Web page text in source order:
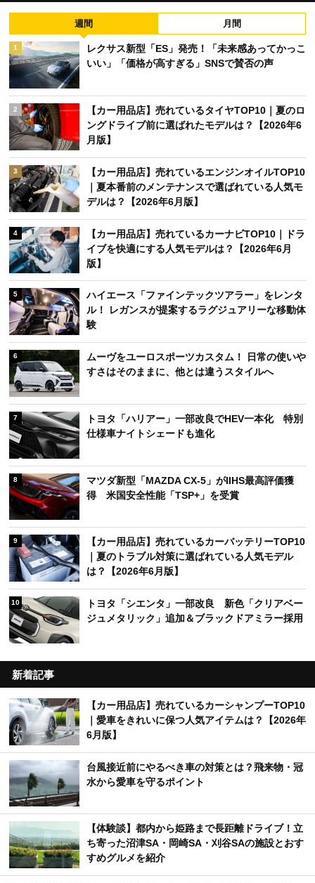
週間 月間
1
レクサス新型「ES」発売！「未来感あってかっこ
いい」「価格が高すぎる」SNSで賛否の声
2
【カー用品店】売れているタイヤTOP10｜夏のロ
ングドライブ前に選ばれたモデルは？【2026年6
月版】
3
【カー用品店】売れているエンジンオイルTOP10
｜夏本番前のメンテナンスで選ばれている人気モ
デルは？【2026年6月版】
4
【カー用品店】売れているカーナビTOP10｜ドラ
イブを快適にする人気モデルは？【2026年6月
版】
5
ハイエース「ファインテックツアラー」をレンタ
ル！ レガンスが提案するラグジュアリーな移動体
験
6
ムーヴをユーロスポーツカスタム！ 日常の使いや
すさはそのままに、他とは違うスタイルへ
7
トヨタ「ハリアー」一部改良でHEV一本化 特別
仕様車ナイトシェードも進化
8
マツダ新型「MAZDA CX-5」がIIHS最高評価獲
得 米国安全性能「TSP+」を受賞
9
【カー用品店】売れているカーバッテリーTOP10
｜夏のトラブル対策に選ばれている人気モデル
は？【2026年6月版】
10
トヨタ「シエンタ」一部改良 新色「クリアベー
ジュメタリック」追加＆ブラックドアミラー採用
新着記事
【カー用品店】売れているカーシャンプーTOP10
｜愛車をきれいに保つ人気アイテムは？【2026年
6月版】
台風接近前にやるべき車の対策とは？飛来物・冠
水から愛車を守るポイント
【体験談】都内から姫路まで長距離ドライブ！立
ち寄った沼津SA・岡崎SA・刈谷SAの施設とおす
すめグルメを紹介